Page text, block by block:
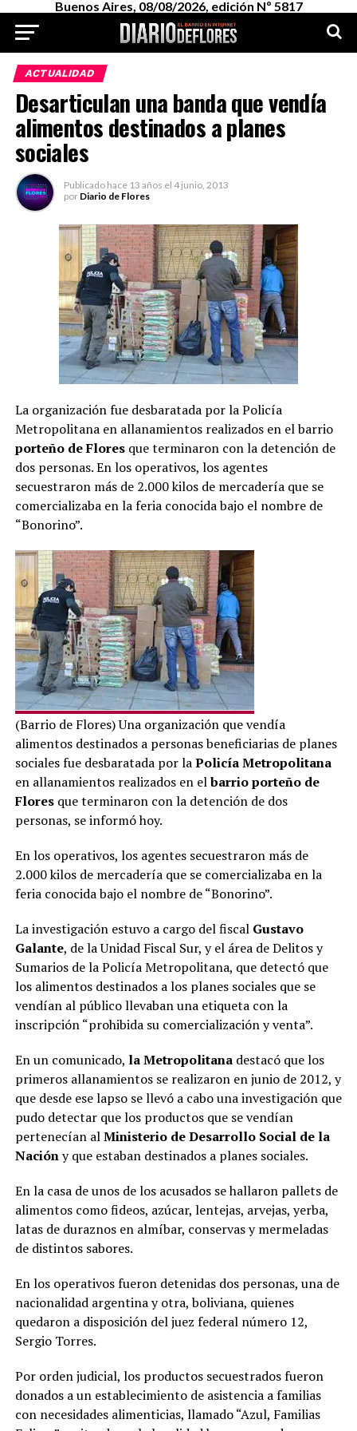
Buenos Aires, 08/08/2026, edición Nº 5817
ACTUALIDAD
Desarticulan una banda que vendía
alimentos destinados a planes
sociales
Publicado hace 13 años el 4 junio, 2013
por Diario de Flores
La organización fue desbaratada por la Policía
Metropolitana en allanamientos realizados en el barrio
porteño de Floresque terminaron con la detención de
dos personas. En los operativos, los agentes
secuestraron más de 2.000 kilos de mercadería que se
comercializaba en la feria conocida bajo el nombre de
“Bonorino”.
(Barrio de Flores) Una organización que vendía
alimentos destinados a personas beneficiarias de planes
sociales fue desbaratada por laPolicía Metropolitana
en allanamientos realizados en elbarrio porteño de
Floresque terminaron con la detención de dos
personas, se informó hoy.
En los operativos, los agentes secuestraron más de
2.000 kilos de mercadería que se comercializaba en la
feria conocida bajo el nombre de “Bonorino”.
La investigación estuvo a cargo del fiscal Gustavo
Galante, de la Unidad Fiscal Sur, y el área de Delitos y
Sumarios de la Policía Metropolitana, que detectó que
los alimentos destinados a los planes sociales que se
vendían al público llevaban una etiqueta con la
inscripción “prohibida su comercialización y venta”.
En un comunicado, la Metropolitanadestacó que los
primeros allanamientos se realizaron en junio de 2012, y
que desde ese lapso se llevó a cabo una investigación que
pudo detectar que los productos que se vendían
pertenecían alMinisterio de Desarrollo Social de la
Nacióny que estaban destinados a planes sociales.
En la casa de unos de los acusados se hallaron pallets de
alimentos como fideos, azúcar, lentejas, arvejas, yerba,
latas de duraznos en almíbar, conservas y mermeladas
de distintos sabores.
En los operativos fueron detenidas dos personas, una de
nacionalidad argentina y otra, boliviana, quienes
quedaron a disposición del juez federal número 12,
Sergio Torres.
Por orden judicial, los productos secuestrados fueron
donados a un establecimiento de asistencia a familias
con necesidades alimenticias, llamado “Azul, Familias